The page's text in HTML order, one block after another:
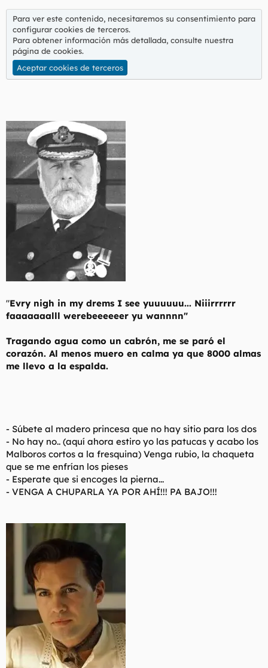
Para ver este contenido, necesitaremos su consentimiento para
configurar cookies de terceros.
Para obtener información más detallada, consulte nuestra
página de cookies.
Aceptar cookies de terceros
"Evry nigh in my drems I see yuuuuuu... Niiirrrrrr
faaaaaaalll werebeeeeeer yu wannnn"
Tragando agua como un cabrón, me se paró el
corazón. Al menos muero en calma ya que 8000 almas
me llevo a la espalda.
- Súbete al madero princesa que no hay sitio para los dos
- No hay no.. (aquí ahora estiro yo las patucas y acabo los
Malboros cortos a la fresquina) Venga rubio, la chaqueta
que se me enfrían los pieses
- Esperate que si encoges la pierna...
- VENGA A CHUPARLA YA POR AHÍ!!! PA BAJO!!!